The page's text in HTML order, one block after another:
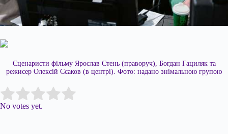
Сценаристи фільму Ярослав Стень (праворуч), Богдан Гациляк та
режисер Олексій Єсаков (в центрі). Фото: надано знімальною групою
Rate this item:
No votes yet.